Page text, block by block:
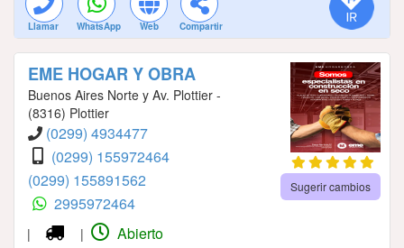
Llamar WhatsApp Web Compartir
EME HOGAR Y OBRA
Buenos Aires Norte y Av. Plottier -
(8316) Plottier
(0299) 4934477
(0299) 155972464
(0299) 155891562
2995972464
Sugerir cambios
| | Abierto